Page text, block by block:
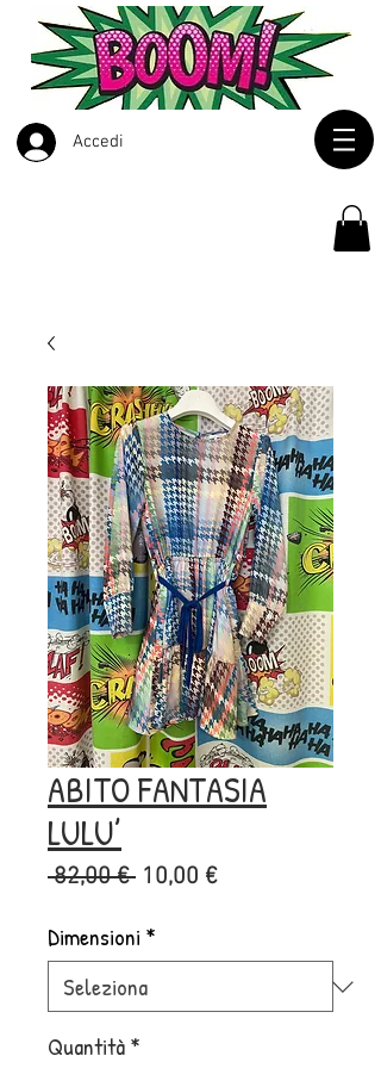
Accedi
ABITO FANTASIA
LULU’
82,00 € Prezzo
10,00 €Prezzo
Dimensioni *
Quantità*